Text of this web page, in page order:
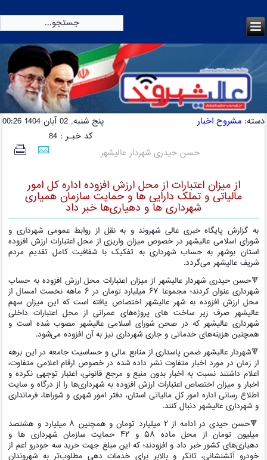
دسته:مشروح اخبار
پنج شنبه, 02 آبان 1404 00:26
کد خبـر : 84
حسن حیدری شهردار عالیشهر
از میزان اعتبارات از محل ارزش افزوده اداره کل امور
مالیاتی و تملک دارایی ها و حمایت سازمان همیاری
شهرداری ها و دهیاری‌ها خبر داد
به گزارش پایگاه خبری عالی شهروند و به نقل از روابط عمومی شهرداری و
شورای اسلامی عالیشهر در خصوص میزان واریزی از محل اعتبارات ارزش افزوده
استان بوشهر به حساب شهرداری به تفکیک با شفافیت کامل تقدیم مردم
شریف عالیشهر می‌گردد.
🔻حسن حیدری شهردار عالیشهر از میزان اعتبارات محل ارزش افزوده به حساب
شهرداری عنوان کردند؛ مجموعا ۶۷ میلیارد تومان در ۶ ماهه نخست امسال از
محل ارزش افزوده به شهر عالیشهر اختصاص یافته است که این میزان سهم
عالیشهر صرف زیر ساخت های پروژه‌های عمرانی از محل اعتبارات داخلی
شهرداری عالیشهر که در صحن شورای اسلامی عالیشهر مصوب شده است و
همچنین هزینه‌های خدماتی و جاری شهرداری نیز به آن افزوده می‌شود.
🔻شهردار عالیشهر ضمن پاسداری از منابع مالی و حساسیت جامعه در این برهه
از زمان در مورد اخبار متفاوت نشر داده شده در خصوص ارقام اعلامی متفاوت،
اعلام داشتند نسبت به اخبار بدون منبع و مرجع قانونی، اعتبار توجهی نکرده و
اخبار و میزان اختصاص اعتبارات ارزش افزوده به شهرداری‌ها را از درگاه و سایت
اطلاع رسانی اداره امور کل مالیاتی استان، دفتر امور شهری و شوراها، فرمانداری
و شهرداری عالیشهر دنبال کنند.
🔻حسن حیدی در ادامه از ۲ میلیارد تومان و همچنین ۸ میلیارد و هشتصد
میلیون تومان از محل ماده ۵۸ و ۴۲ حمایت سازمان شهرداری ها و
دهیاری‌های کشور خبر داد و افزودند؛ که این مبلغ جهت خرید سه خودرو اعم از
خودرو آتشنشانی، تانکر و بالابر برای خدمات دهی مطلوب‌تر به شهروندان